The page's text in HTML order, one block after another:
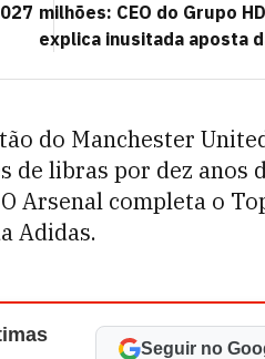
milhões: CEO do Grupo
explica inusitada aposta
do Manchester
de libras por dez anos
Arsenal completa o
Adidas.
Seguir no